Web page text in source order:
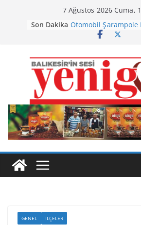
7 Ağustos 2026 Cuma,
Son Dakika Otomobil Şarampole
Büyükşehir’den
Burhaniye’de Ot
Havran Siyah
Başladı
GENEL İLÇELER